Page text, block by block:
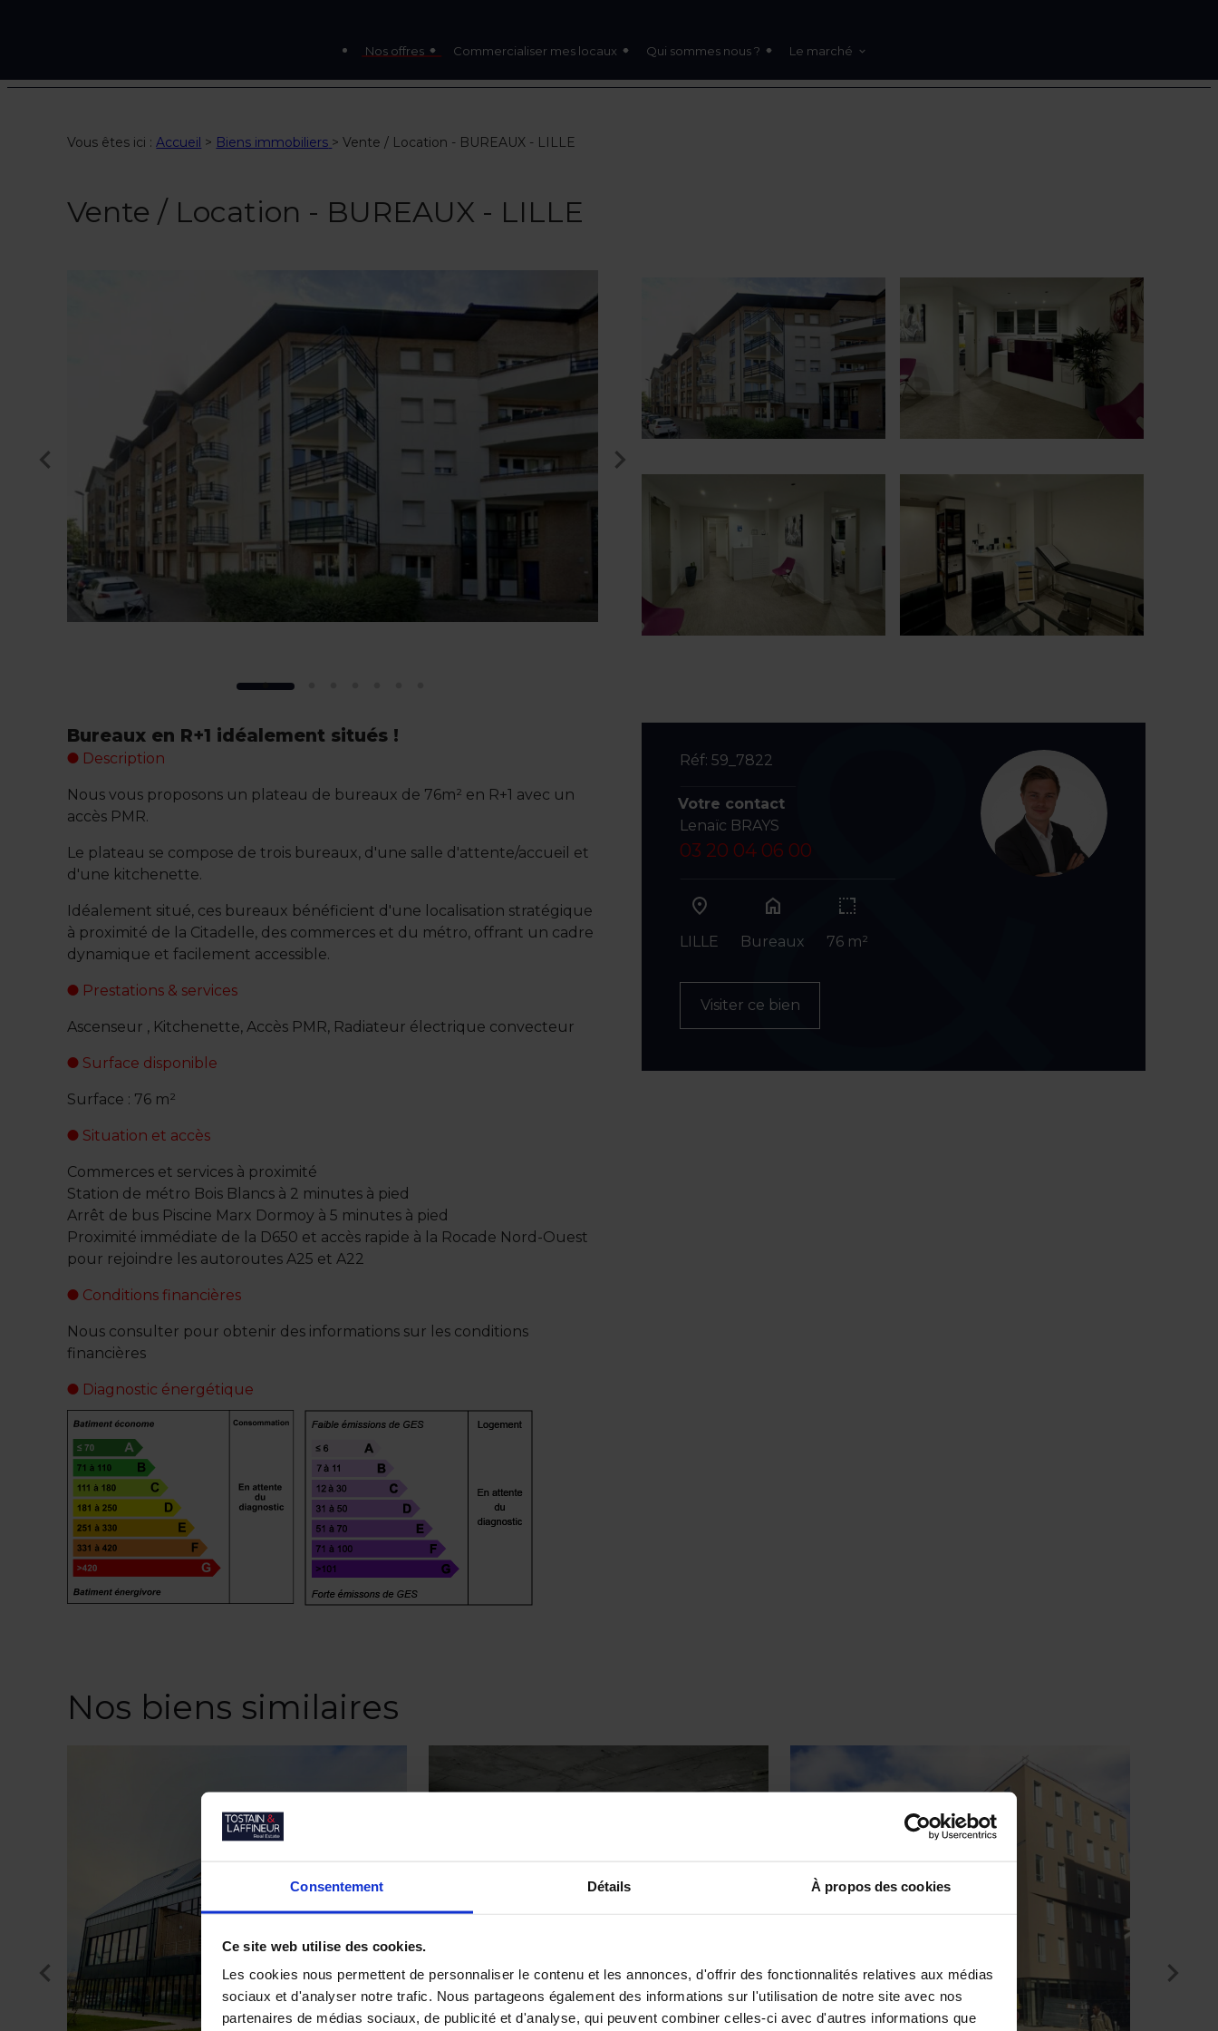
Consentement Détails À propos des cookies
Ce site web utilise des cookies.
Les cookies nous permettent de personnaliser le contenu et les annonces, d'offrir des fonctionnalités relatives aux médias
sociaux et d'analyser notre trafic. Nous partageons également des informations sur l'utilisation de notre site avec nos
partenaires de médias sociaux, de publicité et d'analyse, qui peuvent combiner celles-ci avec d'autres informations que
Nos offres Commercialiser mes locaux Qui sommes nous ? Le marché
Vous êtes ici :Accueil > Biens immobiliers >Vente / Location - BUREAUX - LILLE
Vente / Location - BUREAUX - LILLE
Bureaux en R+1 idéalement situés !
Description
Nous vous proposons un plateau de bureaux de 76m² en R+1 avec un
accès PMR.
Le plateau se compose de trois bureaux, d'une salle d'attente/accueil et
d'une kitchenette.
Idéalement situé, ces bureaux bénéficient d'une localisation stratégique
à proximité de la Citadelle, des commerces et du métro, offrant un cadre
dynamique et facilement accessible.
Prestations & services
Ascenseur , Kitchenette, Accès PMR, Radiateur électrique convecteur
Surface disponible
Surface : 76 m²
Situation et accès
Commerces et services à proximité
Station de métro Bois Blancs à 2 minutes à pied
Arrêt de bus Piscine Marx Dormoy à 5 minutes à pied
Proximité immédiate de la D650 et accès rapide à la Rocade Nord-Ouest
pour rejoindre les autoroutes A25 et A22
Conditions financières
Nous consulter pour obtenir des informations sur les conditions
financières
Diagnostic énergétique
Réf: 59_7822
Votre contact
Lenaïc BRAYS
03 20 04 06 00
LILLE
home
Bureaux 76 m²
Visiter ce bien
Nos biens similaires